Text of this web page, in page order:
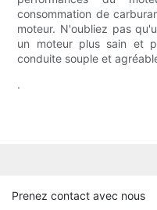
consommation de
moteur. N'oubliez pas
un moteur plus sain et
conduite souple et
.
Prenez contact avec nous